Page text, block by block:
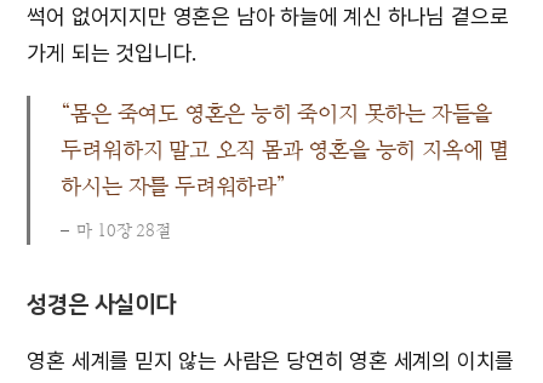
썩어 없어지지만 영혼은 남아 하늘에 계신 하나님 곁으로
가게 되는 것입니다.
“몸은 죽여도 영혼은 능히 죽이지 못하는 자들을
두려워하지 말고 오직 몸과 영혼을 능히 지옥에 멸
하시는 자를 두려워하라”
마 10장 28절
성경은 사실이다
영혼 세계를 믿지 않는 사람은 당연히 영혼 세계의 이치를